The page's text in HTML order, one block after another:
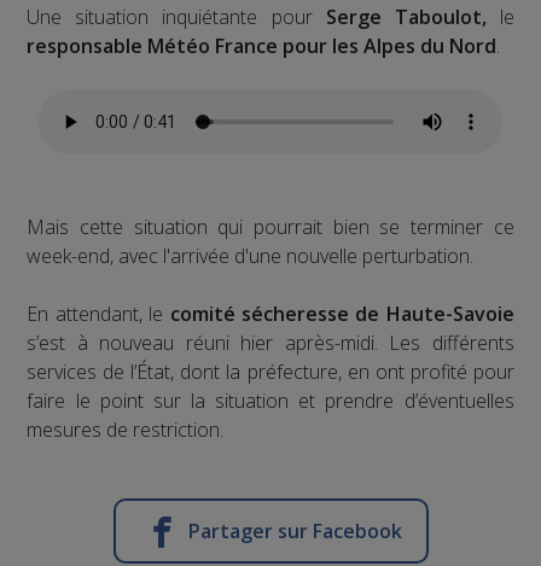
Une situation inquiétante pour Serge Taboulot, le
responsable Météo France pour les Alpes du Nord.
Mais cette situation qui pourrait bien se terminer ce
week-end, avec l'arrivée d'une nouvelle perturbation.
En attendant, le comité sécheresse de Haute-Savoie
s’est à nouveau réuni hier après-midi. Les différents
services de l’État, dont la préfecture, en ont profité pour
faire le point sur la situation et prendre d’éventuelles
mesures de restriction.
Partager sur Facebook